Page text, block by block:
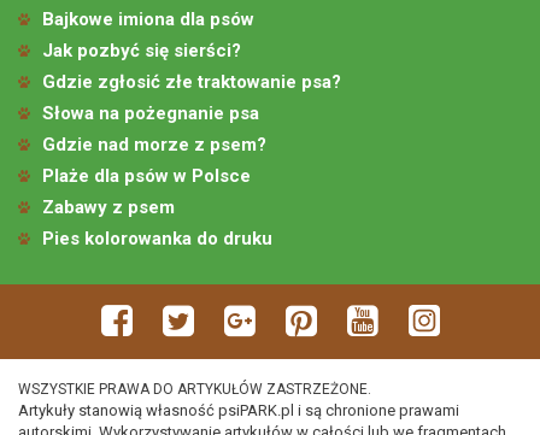
Bajkowe imiona dla psów
Jak pozbyć się sierści?
Gdzie zgłosić złe traktowanie psa?
Słowa na pożegnanie psa
Gdzie nad morze z psem?
Plaże dla psów w Polsce
Zabawy z psem
Pies kolorowanka do druku
WSZYSTKIE PRAWA DO ARTYKUŁÓW ZASTRZEŻONE.
Artykuły stanowią własność psiPARK.pl i są chronione prawami